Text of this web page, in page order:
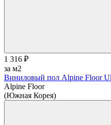
1 316 ₽
за м2
Виниловый пол Alpine Floor
Alpine Floor
(Южная Корея)